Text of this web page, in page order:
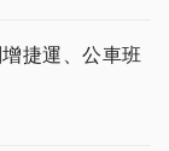
捷運、公車班